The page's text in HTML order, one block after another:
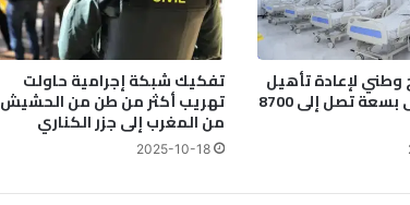
م
ي
ة
ف
ي
ج
وطني لإعادة تأهيل
83 مستشفى بسعة تصل إلى 8700
تفكيك شبكة إجرامية حاولت
تهريب أكثر من طن من الحشيش
من المغرب إلى جزر الكناري
2025-10-18